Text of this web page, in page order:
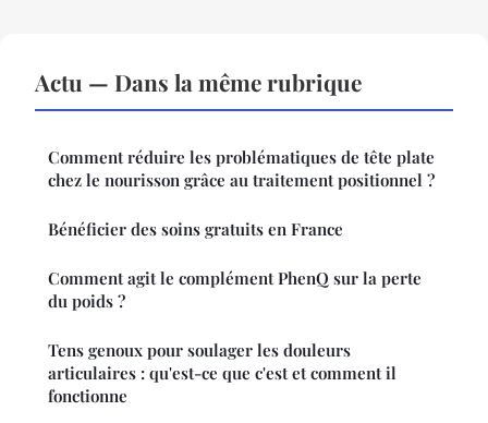
Actu — Dans la même rubrique
Comment réduire les problématiques de tête plate
chez le nourisson grâce au traitement positionnel ?
Bénéficier des soins gratuits en France
Comment agit le complément PhenQ sur la perte
du poids ?
Tens genoux pour soulager les douleurs
articulaires : qu'est-ce que c'est et comment il
fonctionne